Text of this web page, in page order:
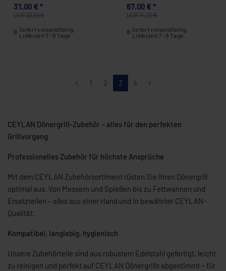
UVP 33,50 €
31,00 € *
Sofort versandfertig,
Lieferzeit 7 -9 Tage
UVP 74,00 €
67,00 € *
Sofort versandfertig,
Lieferzeit 7 -9 Tage
1 2 3 4
CEYLAN Dönergrill-Zubehör – alles für den perfekten
Grillvorgang
Professionelles Zubehör für höchste Ansprüche
Mit dem CEYLAN Zubehörsortiment rüsten Sie Ihren Dönergrill
optimal aus. Von Messern und Spießen bis zu Fettwannen und
Ersatzteilen – alles aus einer Hand und in bewährter CEYLAN-
Qualität.
Kompatibel, langlebig, hygienisch
Unsere Zubehörteile sind aus robustem Edelstahl gefertigt, leicht
zu reinigen und perfekt auf CEYLAN Dönergrills abgestimmt – für